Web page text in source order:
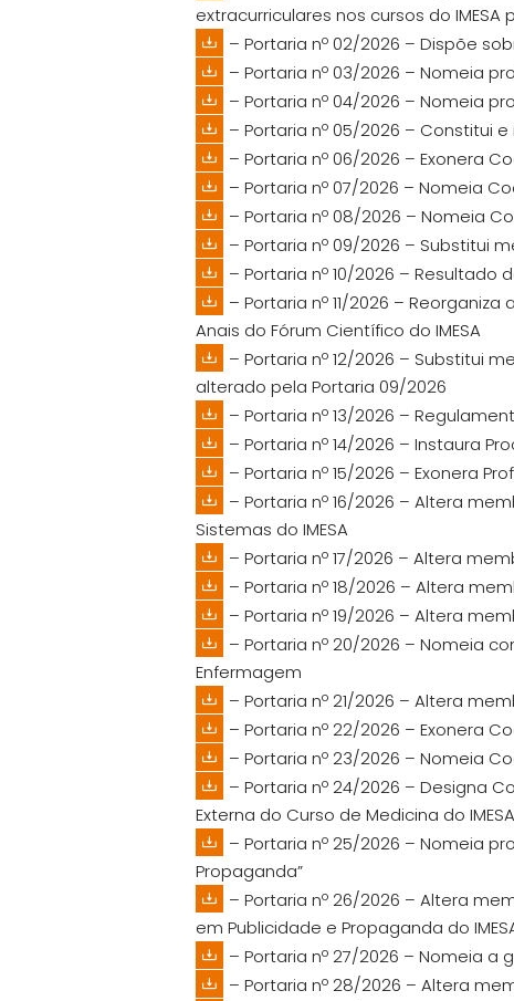
extracurriculares nos cursos do
– Portaria nº 02/2026 – Dispõe
– Portaria nº 03/2026 – Nomeia
– Portaria nº 04/2026 – Nomeia
– Portaria nº 05/2026 – Constitui
– Portaria nº 06/2026 – Exonera
– Portaria nº 07/2026 – Nomeia
– Portaria nº 08/2026 – Nomeia
– Portaria nº 09/2026 – Substitui
– Portaria nº 10/2026 – Resultado
– Portaria nº 11/2026 –
Anais do Fórum Científico do IMESA
– Portaria nº 12/2026 – Substitui
alterado pela Portaria 09/2026
– Portaria nº 13/2026 –
– Portaria nº 14/2026 – Instaura
– Portaria nº 15/2026 – Exonera
– Portaria nº 16/2026 – Altera
Sistemas do IMESA
– Portaria nº 17/2026 – Altera
– Portaria nº 18/2026 – Altera
– Portaria nº 19/2026 – Altera
– Portaria nº 20/2026 – Nomeia
Enfermagem
– Portaria nº 21/2026 – Altera
– Portaria nº 22/2026 – Exonera
– Portaria nº 23/2026 – Nomeia
– Portaria nº 24/2026 – Designa
Externa do Curso de Medicina do
– Portaria nº 25/2026 – Nomeia
Propaganda”
– Portaria nº 26/2026 – Altera
em Publicidade e Propaganda do
– Portaria nº 27/2026 – Nomeia a
– Portaria nº 28/2026 – Altera